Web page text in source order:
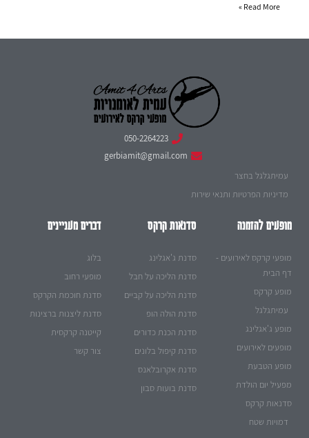
Read More »
050-2264223
gerbiamit@gmail.com
עמיתגלגל בחצר
מדיניות הפרטיות ותנאי שירות
מופעים להזמנה
מופעי קרקס לאירועים -
דף הבית
מופע קרקס
עמיתגלגל
מופע ג'אגלינג
מופעים לאירועים
מופע הטבעת
מפעיל יום הולדת
סדנאות קרקס
דמויות שטח
סדנאות קרקס
סדנת ג'אגלינג
סדנת הליכה על חבל
סדנת הליכה על קביים
סדנת הולה הופ
סדנת הכנת כדורים
סדנת קיפול בלונים
סדנת אקרובלאנס
סדנת בועות סבון
דברים מעניינים
בלוג
מופעי רחוב
סדנת חוכמת הקרקס
סדנת ליצנות ברצינות
קייטנה קרקסית
צור קשר